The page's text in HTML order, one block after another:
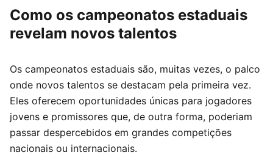
Como os campeonatos estaduais
revelam novos talentos
Os campeonatos estaduais são, muitas vezes, o palco
onde novos talentos se destacam pela primeira vez.
Eles oferecem oportunidades únicas para jogadores
jovens e promissores que, de outra forma, poderiam
passar despercebidos em grandes competições
nacionais ou internacionais.